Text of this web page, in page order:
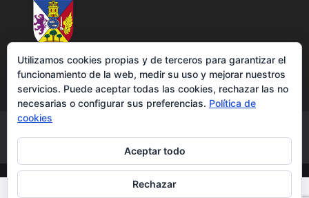
Política de cookies
Accesibilidad
Utilizamos cookies propias y de terceros para garantizar el
funcionamiento de la web, medir su uso y mejorar nuestros
servicios. Puede aceptar todas las cookies, rechazar las no
necesarias o configurar sus preferencias. Política de
cookies
Aceptar todo
Rechazar